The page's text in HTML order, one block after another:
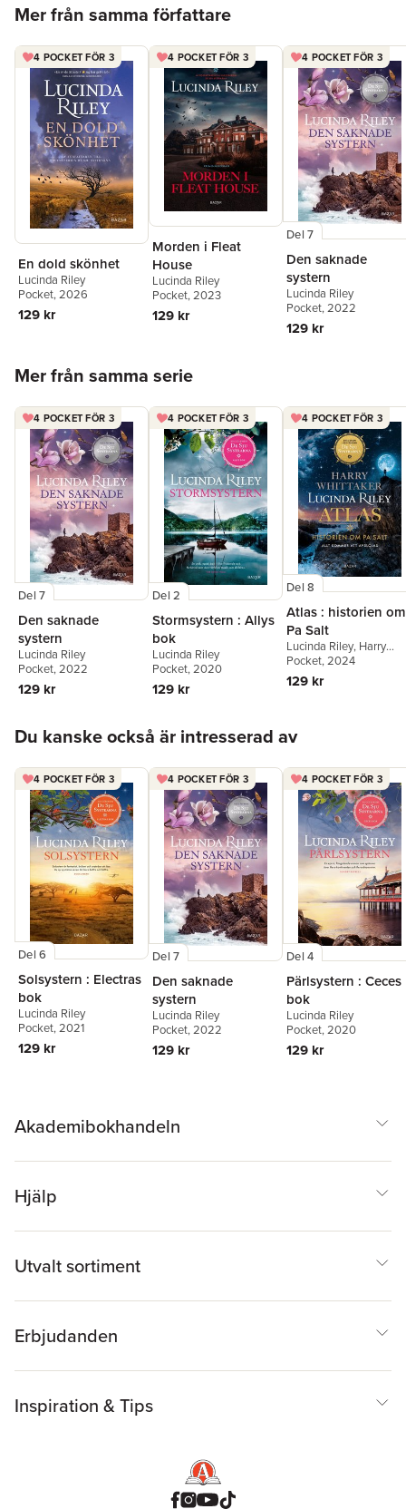
Mer från samma författare
4 POCKET FÖR 3
En dold skönhet
Lucinda Riley
Pocket, 2026
129 kr
4 POCKET FÖR 3
Morden i Fleat
House
Lucinda Riley
Pocket, 2023
129 kr
4 POCKET FÖR 3
Del 7
Den saknade
systern
Lucinda Riley
Pocket, 2022
129 kr
Mer från samma serie
4 POCKET FÖR 3
Del 7
Den saknade
systern
Lucinda Riley
Pocket, 2022
129 kr
4 POCKET FÖR 3
Del 2
Stormsystern : Allys
bok
Lucinda Riley
Pocket, 2020
129 kr
4 POCKET FÖR 3
Del 8
Atlas : historien om
Pa Salt
Lucinda Riley, Harry
Whittaker
Pocket, 2024
129 kr
Du kanske också är intresserad av
4 POCKET FÖR 3
Del 6
Solsystern : Electras
bok
Lucinda Riley
Pocket, 2021
129 kr
4 POCKET FÖR 3
Del 7
Den saknade
systern
Lucinda Riley
Pocket, 2022
129 kr
4 POCKET FÖR 3
Del 4
Pärlsystern : Ceces
bok
Lucinda Riley
Pocket, 2020
129 kr
Akademibokhandeln
Hjälp
Utvalt sortiment
Erbjudanden
Inspiration & Tips